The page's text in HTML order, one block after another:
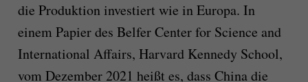
die Produktion investiert wie in Europa. In
einem Papier des Belfer Center for Science and
International Affairs, Harvard Kennedy School,
vom Dezember 2021 heißt es, dass China die